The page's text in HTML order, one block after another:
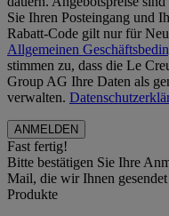
Sie Ihren Posteingang und
Rabatt-Code gilt nur für
Allgemeinen
stimmen zu, dass die Le
Group AG Ihre Daten als
verwalten.
Fast fertig!
Bitte bestätigen Sie Ihre
Mail, die wir Ihnen gesendet
Produkte